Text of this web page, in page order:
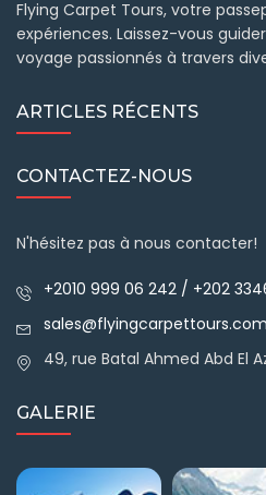
Flying Carpet Tours, votre
expériences. Laissez-vous
voyage passionnés à travers
ARTICLES RÉCENTS
CONTACTEZ-NOUS
N'hésitez pas à nous contacter!
+2010 999 06 242 / +202
sales@flyingcarpettours.com
49, rue Batal Ahmed Abd El
GALERIE